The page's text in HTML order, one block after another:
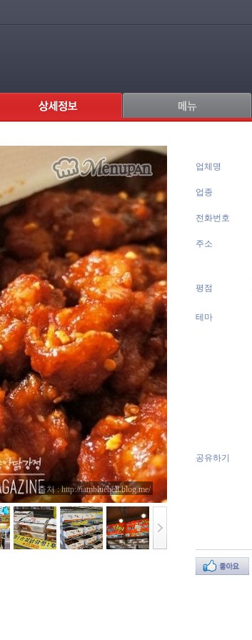
출처 : http://iambluebell.blog.me/
업체명
업종
전화번호
주소
평점
테마
공유하기